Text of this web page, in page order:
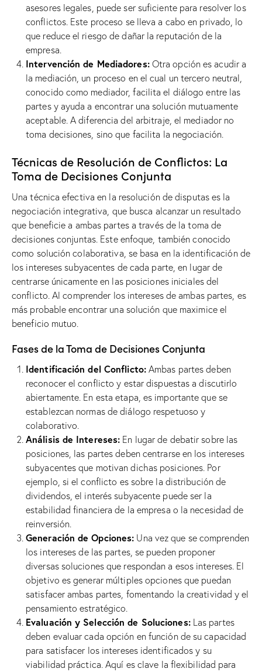
asesores legales, puede ser suficiente para resolver los
conflictos. Este proceso se lleva a cabo en privado, lo
que reduce el riesgo de dañar la reputación de la
empresa.
Intervención de Mediadores:Otra opción es acudir a
la mediación, un proceso en el cual un tercero neutral,
conocido como mediador, facilita el diálogo entre las
partes y ayuda a encontrar una solución mutuamente
aceptable. A diferencia del arbitraje, el mediador no
toma decisiones, sino que facilita la negociación.
Técnicas de Resolución de Conflictos: La
Toma de Decisiones Conjunta
Una técnica efectiva en la resolución de disputas es la
negociación integrativa, que busca alcanzar un resultado
que beneficie a ambas partes a través de la toma de
decisiones conjuntas. Este enfoque, también conocido
como solución colaborativa, se basa en la identificación de
los intereses subyacentes de cada parte, en lugar de
centrarse únicamente en las posiciones iniciales del
conflicto. Al comprender los intereses de ambas partes, es
más probable encontrar una solución que maximice el
beneficio mutuo.
Fases de la Toma de Decisiones Conjunta
Identificación del Conflicto:Ambas partes deben
reconocer el conflicto y estar dispuestas a discutirlo
abiertamente. En esta etapa, es importante que se
establezcan normas de diálogo respetuoso y
colaborativo.
Análisis de Intereses: En lugar de debatir sobre las
posiciones, las partes deben centrarse en los intereses
subyacentes que motivan dichas posiciones. Por
ejemplo, si el conflicto es sobre la distribución de
dividendos, el interés subyacente puede ser la
estabilidad financiera de la empresa o la necesidad de
reinversión.
Generación de Opciones: Una vez que se comprenden
los intereses de las partes, se pueden proponer
diversas soluciones que respondan a esos intereses. El
objetivo es generar múltiples opciones que puedan
satisfacer ambas partes, fomentando la creatividad y el
pensamiento estratégico.
Evaluación y Selección de Soluciones:Las partes
deben evaluar cada opción en función de su capacidad
para satisfacer los intereses identificados y su
viabilidad práctica. Aquí es clave la flexibilidad para